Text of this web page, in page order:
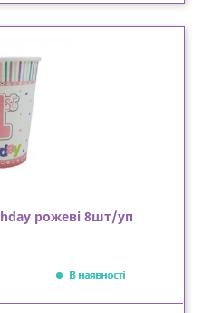
рожеві 8шт/уп
В наявності